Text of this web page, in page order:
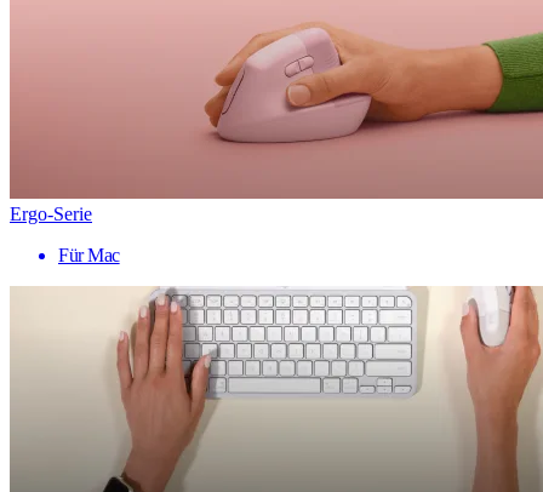
Ergo-Serie
Für Mac